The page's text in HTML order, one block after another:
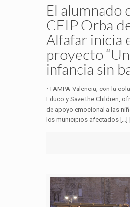
El alumnado
CEIP Orba
Alfafar inicia
proyecto
infancia sin
• FAMPA-Valencia, con la
Educo y Save the Children,
de apoyo emocional a las
los municipios afectados […]